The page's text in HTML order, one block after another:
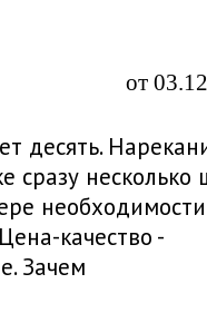
от
десять.
сразу несколько
необходимости.
качество -
Зачем